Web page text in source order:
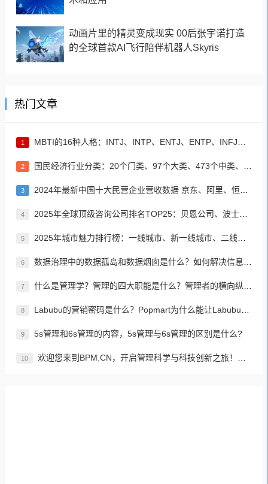
动画片里的精灵变成现实 00后张宇诺打造
的全球首款AI飞行陪伴机器人Skyris
热门文章
1 MBTI的16种人格：INTJ、INTP、ENTJ、ENTP、INFJ、INFP、ENFJ、ENFP、ISTJ、ISFJ、ESTJ、ESFJ、ISTP、ISFP、ESTP、ESFP
2 国民经济行业分类：20个门类、97个大类、473个中类、1382个小类
3 2024年最新中国十大民营企业营收数据 京东、阿里、恒力集团居前三名
4 2025年全球顶级咨询公司排名TOP25：贝恩公司、波士顿咨询、麦肯锡公司等
5 2025年城市魅力排行榜：一线城市、新一线城市、二线城市、三线城市、四线城市、五线城市名单
6 数据治理中的数据孤岛和数据烟囱是什么？如何解决信息孤岛的问题？
7 什么是管理学？管理的四大职能是什么？管理者的横向纵向分类？如何进行有效、高效的管理？
8 Labubu的营销密码是什么？Popmart为什么能让Labubu爆火成为顶流潮玩？
9 5s管理和6s管理的内容，5s管理与6s管理的区别是什么?
10 欢迎您来到BPM.CN，开启管理科学与科技创新之旅！先来认识下BPM是什么吧！